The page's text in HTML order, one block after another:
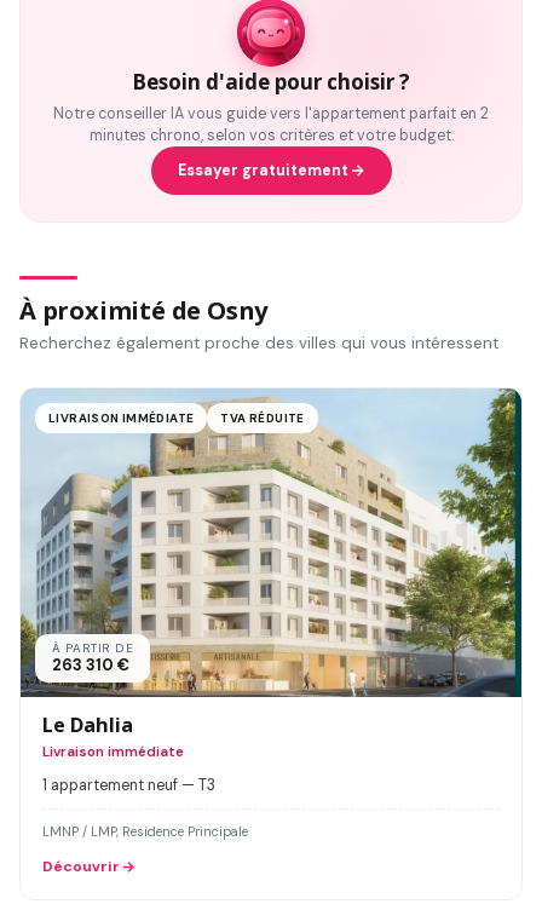
Besoin d'aide pour choisir ?
Notre conseiller IA vous guide vers l'appartement parfait en 2
minutes chrono, selon vos critères et votre budget.
Essayer gratuitement
À proximité de Osny
Recherchez également proche des villes qui vous intéressent
LIVRAISON IMMÉDIATE TVA RÉDUITE
À PARTIR DE
263 310 €
Le Dahlia
Livraison immédiate
1 appartement neuf — T3
LMNP / LMP, Residence Principale
Découvrir